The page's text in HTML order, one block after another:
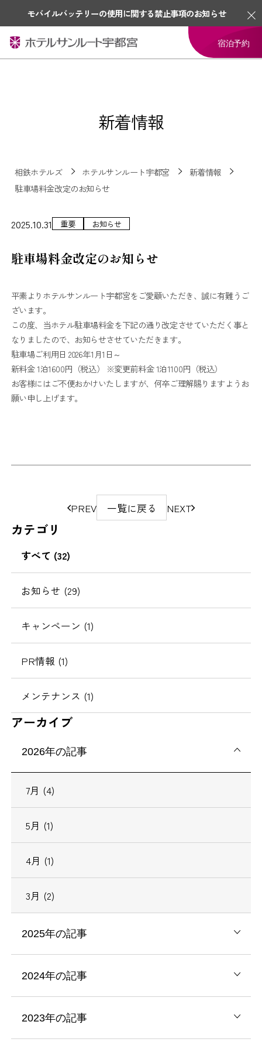
モバイルバッテリーの使用に関する禁止事項のお知らせ
宿泊予約
新着情報
相鉄ホテルズ ホテルサンルート宇都宮
新着情報
駐車場料金改定のお知らせ
2025.10.31 重要 お知らせ
駐車場料金改定のお知らせ
平素よりホテルサンルート宇都宮をご愛顧いただき、誠に有難うご
ざいます。
この度、当ホテル駐車場料金を下記の通り改定させていただく事と
なりましたので、お知らせさせていただきます。
駐車場ご利用日 2026年1月1日～
新料金 1泊1600円（税込） ※変更前料金 1泊1100円（税込）
お客様にはご不便おかけいたしますが、何卒ご理解賜りますようお
願い申し上げます。
ジ
動
PREV 一覧に戻る NEXT
カテゴリ
すべて (32)
お知らせ (29)
キャンペーン (1)
PR情報 (1)
メンテナンス (1)
アーカイブ
2026年の記事
7月 (4)
5月 (1)
4月 (1)
3月 (2)
2025年の記事
2024年の記事
2023年の記事